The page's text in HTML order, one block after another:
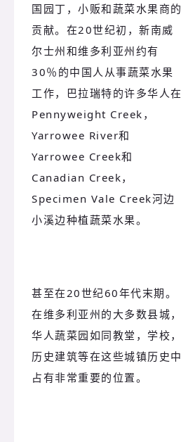
国园丁，小贩和蔬菜水果商的
贡献。 在20世纪初，新南威
尔士州和维多利亚州约有
30％的中国人从事蔬菜水果
工作，巴拉瑞特的许多华人在
Pennyweight Creek，
Yarrowee River和
Yarrowee Creek和
Canadian Creek，
Specimen Vale Creek河边
小溪边种植蔬菜水果。
甚至在20世纪60年代末期。
在维多利亚州的大多数县城，
华人蔬菜园如同教堂，学校，
历史建筑等在这些城镇历史中
占有非常重要的位置。